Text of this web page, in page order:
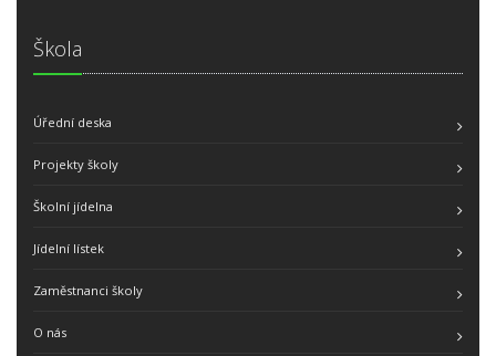
Škola
Úřední deska
Projekty školy
Školní jídelna
Jídelní lístek
Zaměstnanci školy
O nás